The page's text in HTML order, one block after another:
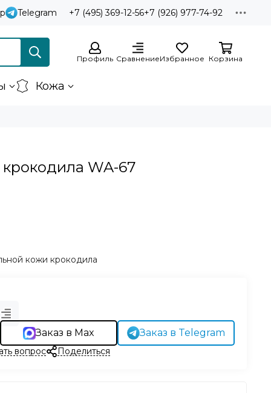
Telegram +7 (495) 369-12-56+7 (926) 977-74-92
Профиль СравнениеИзбранное Корзина
Кожа
WA-67
кожи крокодила
Заказ в Max Заказ в Telegram
вопрос Поделиться